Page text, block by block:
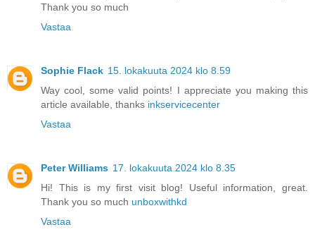
Thank you so much
Vastaa
Sophie Flack 15. lokakuuta 2024 klo 8.59
Way cool, some valid points! I appreciate you making this
article available, thanks inkservicecenter
Vastaa
Peter Williams 17. lokakuuta 2024 klo 8.35
Hi! This is my first visit blog! Useful information, great.
Thank you so much unboxwithkd
Vastaa